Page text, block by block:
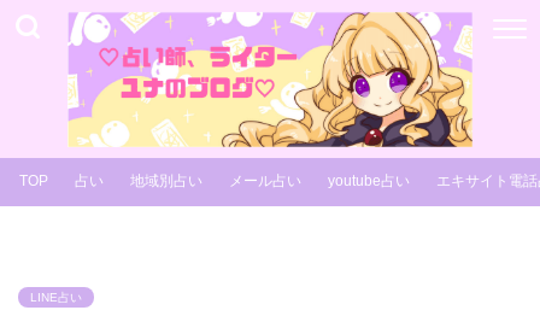
TOP 占い 地域別占い メール占い youtube占い エキサイト電
LINE占い